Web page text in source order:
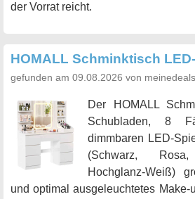
der Vorrat reicht.
HOMALL Schminktisch
gefunden am 09.08.2026 von meinedeals
Der HOMALL
Schubladen, 8
dimmbaren LED-
(Schwarz,
Hochglanz-Weiß)
und optimal ausgeleuchtetes